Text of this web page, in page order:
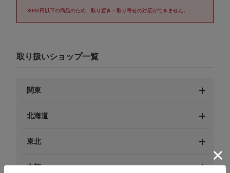
3000円以下の商品のため、取り置き・取り寄せの対応ができません。
取り扱いショップ一覧
関東
北海道
東北
中部